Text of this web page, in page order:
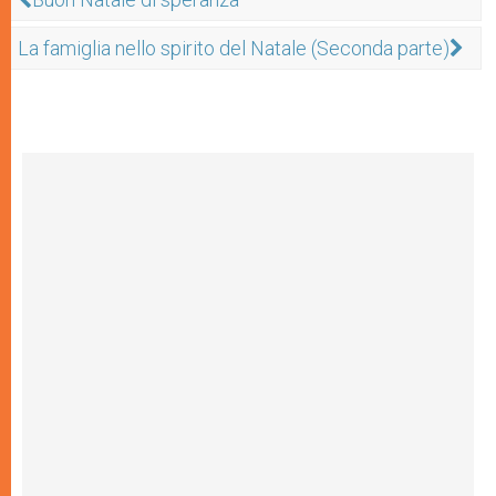
La famiglia nello spirito del Natale (Seconda parte)